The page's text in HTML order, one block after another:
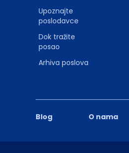
Blog O nama
Upoznajte
poslodavce
Dok tražite
posao
Arhiva poslova